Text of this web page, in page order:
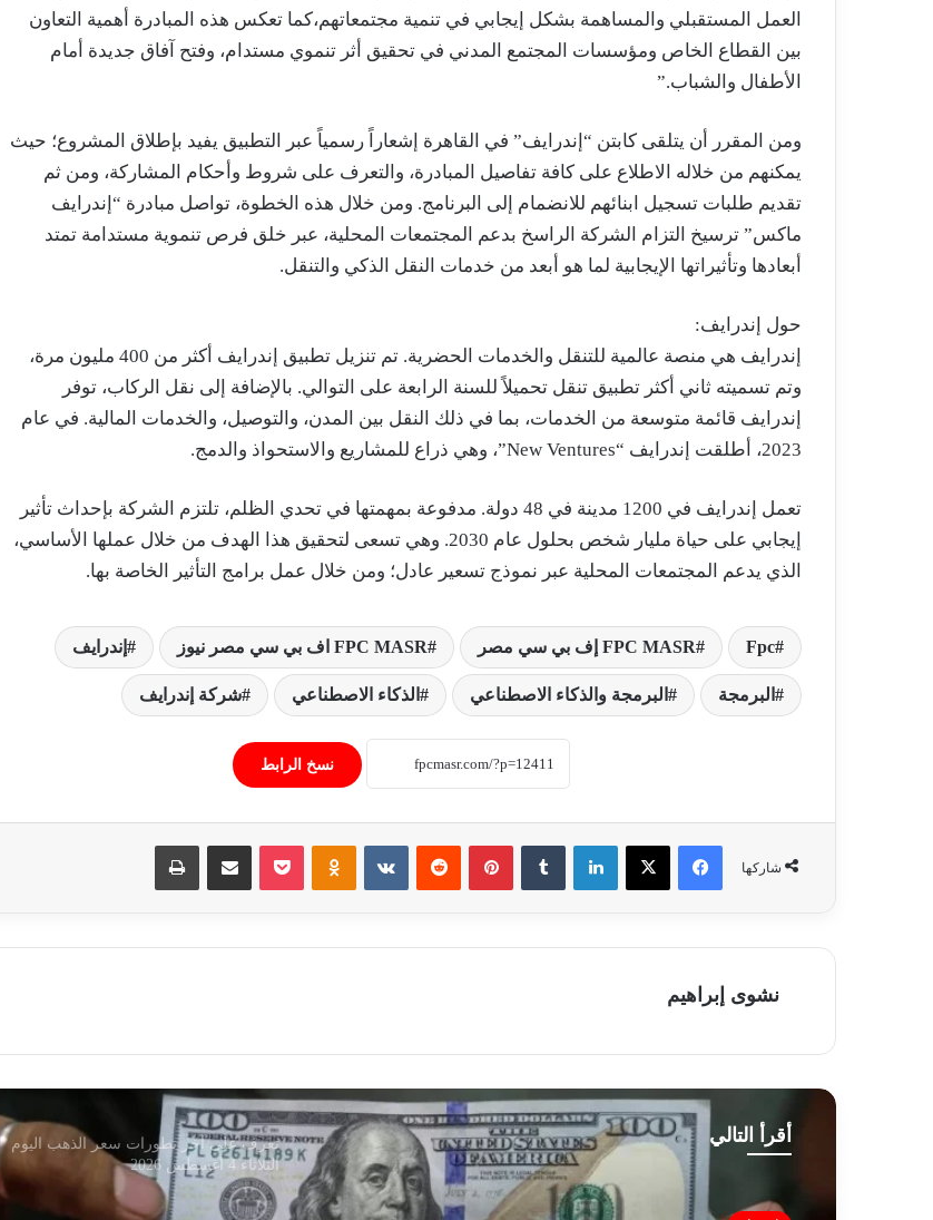
العمل المستقبلي والمساهمة بشكل إيجابي في تنمية مجتمعاتهم،كما تعكس هذه المبادرة أهمية التعاون
بين القطاع الخاص ومؤسسات المجتمع المدني في تحقيق أثر تنموي مستدام، وفتح آفاق جديدة أمام
الأطفال والشباب.”
ومن المقرر أن يتلقى كابتن “إندرايف” في القاهرة إشعاراً رسمياً عبر التطبيق يفيد بإطلاق المشروع؛ حيث
يمكنهم من خلاله الاطلاع على كافة تفاصيل المبادرة، والتعرف على شروط وأحكام المشاركة، ومن ثم
تقديم طلبات تسجيل ابنائهم للانضمام إلى البرنامج. ومن خلال هذه الخطوة، تواصل مبادرة “إندرايف
ماكس” ترسيخ التزام الشركة الراسخ بدعم المجتمعات المحلية، عبر خلق فرص تنموية مستدامة تمتد
أبعادها وتأثيراتها الإيجابية لما هو أبعد من خدمات النقل الذكي والتنقل.
حول إندرايف:
إندرايف هي منصة عالمية للتنقل والخدمات الحضرية. تم تنزيل تطبيق إندرايف أكثر من 400 مليون مرة،
وتم تسميته ثاني أكثر تطبيق تنقل تحميلاً للسنة الرابعة على التوالي. بالإضافة إلى نقل الركاب، توفر
إندرايف قائمة متوسعة من الخدمات، بما في ذلك النقل بين المدن، والتوصيل، والخدمات المالية. في عام
2023، أطلقت إندرايف “New Ventures”، وهي ذراع للمشاريع والاستحواذ والدمج.
تعمل إندرايف في 1200 مدينة في 48 دولة. مدفوعة بمهمتها في تحدي الظلم، تلتزم الشركة بإحداث تأثير
إيجابي على حياة مليار شخص بحلول عام 2030. وهي تسعى لتحقيق هذا الهدف من خلال عملها الأساسي،
الذي يدعم المجتمعات المحلية عبر نموذج تسعير عادل؛ ومن خلال عمل برامج التأثير الخاصة بها.
Fpc FPC MASR إف بي سي مصر FPC MASR اف بي سي مصر نيوز إندرايف
البرمجة البرمجة والذكاء الاصطناعي الذكاء الاصطناعي شركة إندرايف
نسخ الرابط
شاركها
فيسبوك ‫X لينكدإن بينتيريست
نشوى إبراهيم
أقرأ التالي
فاتورة أغسطس تحمل الزيادة الجديدة..
تفاصيل تطبيق الأسعار الرسمية لشرائح
الكهرباء
استقرار أسعار الخضروات والفاكهة في
تعرف على آخر تطورات سعر الذهب اليوم
الثلاثاء 4 أغسطس 2026